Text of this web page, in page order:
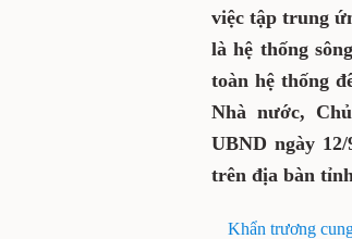
việc tập trung
là hệ thống
toàn hệ thống
Nhà nước,
UBND ngày
trên địa bàn
Khẩn trương